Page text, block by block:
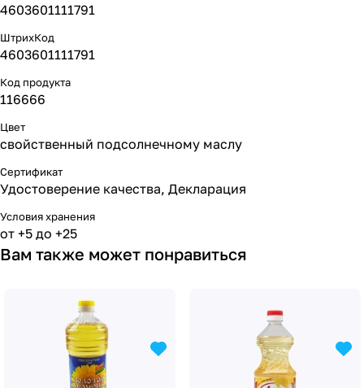
4603601111791
ШтрихКод
4603601111791
Код продукта
116666
Цвет
свойственный подсолнечному маслу
Сертификат
Удостоверение качества, Декларация
Условия хранения
от +5 до +25
Вам также может понравиться